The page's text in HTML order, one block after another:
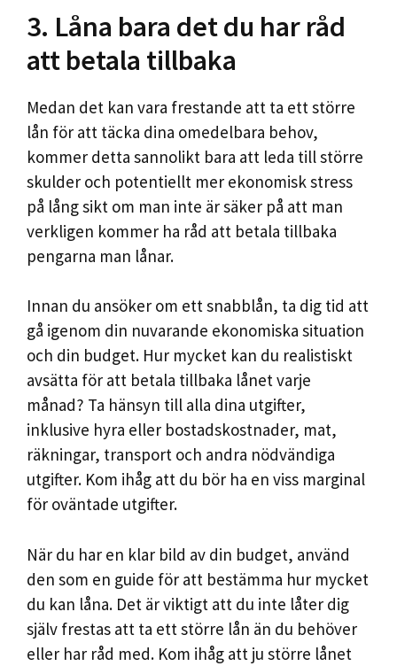
3. Låna bara det du har råd
att betala tillbaka
Medan det kan vara frestande att ta ett större
lån för att täcka dina omedelbara behov,
kommer detta sannolikt bara att leda till större
skulder och potentiellt mer ekonomisk stress
på lång sikt om man inte är säker på att man
verkligen kommer ha råd att betala tillbaka
pengarna man lånar.
Innan du ansöker om ett snabblån, ta dig tid att
gå igenom din nuvarande ekonomiska situation
och din budget. Hur mycket kan du realistiskt
avsätta för att betala tillbaka lånet varje
månad? Ta hänsyn till alla dina utgifter,
inklusive hyra eller bostadskostnader, mat,
räkningar, transport och andra nödvändiga
utgifter. Kom ihåg att du bör ha en viss marginal
för oväntade utgifter.
När du har en klar bild av din budget, använd
den som en guide för att bestämma hur mycket
du kan låna. Det är viktigt att du inte låter dig
själv frestas att ta ett större lån än du behöver
eller har råd med. Kom ihåg att ju större lånet